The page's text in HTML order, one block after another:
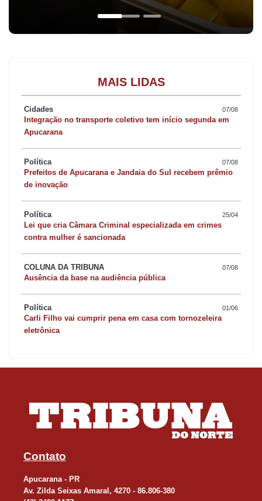
MAIS LIDAS
Cidades 07/08
Integração no transporte coletivo tem início segunda em
Apucarana
Política 07/08
Prefeitos de Apucarana e Jandaia do Sul recebem prêmio
de inovação
Política 25/04
Lei que cria Câmara Criminal especializada em crimes
contra mulher é sancionada
COLUNA DA TRIBUNA 07/08
Ausência da base na audiência pública
Política 01/06
Carli Filho vai cumprir pena em casa com tornozeleira
eletrônica
Contato
Apucarana - PR
Av. Zilda Seixas Amaral, 4270 - 86.806-380